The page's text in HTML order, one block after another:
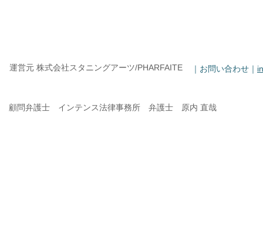
運営元 株式会社スタニングアーツ/PHARFAITE ｜お問い合わせ｜
顧問弁護士 インテンス法律事務所 弁護士 原内 直哉